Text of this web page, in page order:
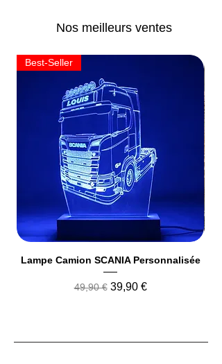
Nos meilleurs ventes
Best-Seller
Lampe Camion SCANIA Personnalisée
Prix original
49,90 € Prix promotionnel
39,90 €